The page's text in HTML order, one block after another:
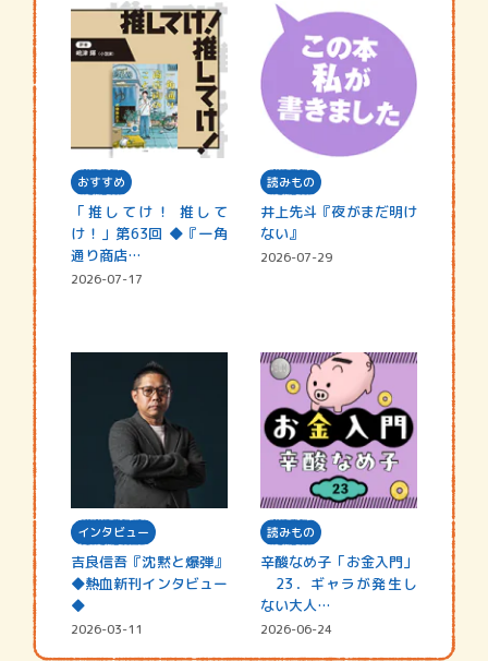
おすすめ
「推してけ！ 推して
け！」第63回 ◆『一角
通り商店…
2026-07-17
読みもの
井上先斗『夜がまだ明け
ない』
2026-07-29
インタビュー
吉良信吾『沈黙と爆弾』
◆熱血新刊インタビュー
◆
2026-03-11
読みもの
辛酸なめ子「お金入門」
23．ギャラが発生し
ない大人…
2026-06-24